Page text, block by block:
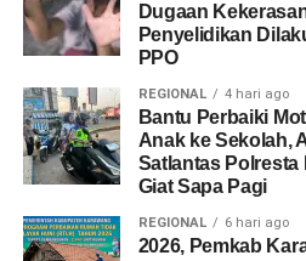
Dugaan
Penyelidikan
PPO
REGIONAL 4 hari ago
Bantu Perbaiki
Anak ke Sekolah,
Satlantas Polresta
Giat Sapa Pagi
REGIONAL 6 hari ago
2026, Pemkab